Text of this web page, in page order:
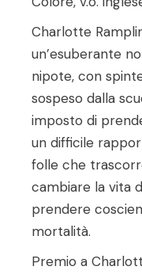
Charlotte
un’esuberante
nipote, con
sospeso dalla
imposto di
un difficile
folle che
cambiare la vita
prendere
mortalità.
Premio a